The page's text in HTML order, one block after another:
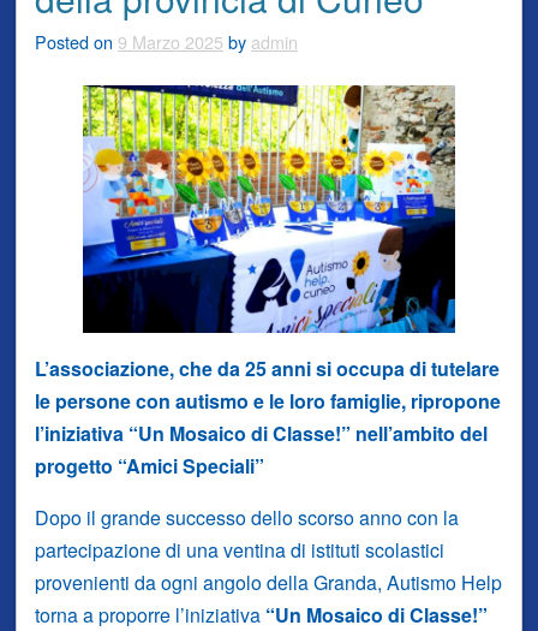
Posted on 9 Marzo 2025 by admin
L’associazione, che da 25 anni si occupa di tutelare
le persone con autismo e le loro famiglie, ripropone
l’iniziativa “Un Mosaico di Classe!” nell’ambito del
progetto “Amici Speciali”
Dopo il grande successo dello scorso anno con la
partecipazione di una ventina di istituti scolastici
provenienti da ogni angolo della Granda, Autismo Help
torna a proporre l’iniziativa “Un Mosaico di Classe!”